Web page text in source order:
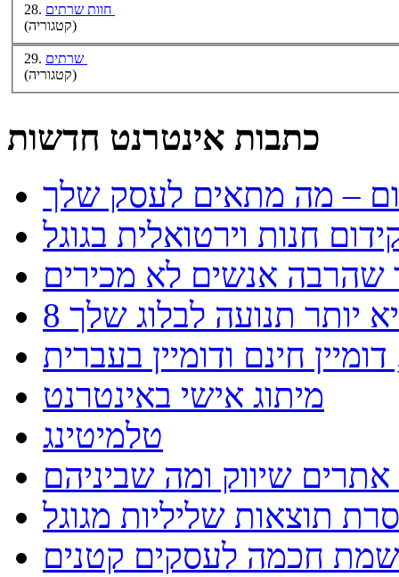
28.
(קטגוריה)
29.
(קטגוריה)
כתבות אינטרנט חדשות
חנות וירטואלית בגוגל
יותר תנועה לבלוג שלך
חינם ודומיין בעברית
מיתוג אישי באינטרנט
טלמיטינג
אתרים שיווק ומה שביניהם
תוצאות שליליות מגוגל
חכמה לעסקים קטנים